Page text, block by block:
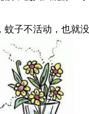
子不活动，也就没